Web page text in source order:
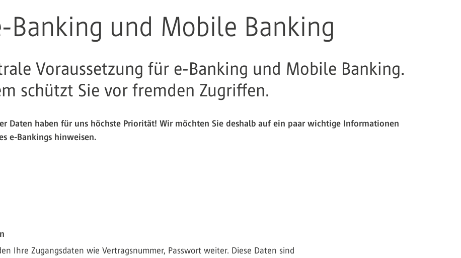
Banking und Mobile Banking
Voraussetzung für e-Banking und Mobile Banking.
schützt Sie vor fremden Zugriffen.
Daten haben für uns höchste Priorität! Wir möchten Sie deshalb auf ein paar wichtige Informationen
e-Bankings hinweisen.
Ihre Zugangsdaten wie Vertragsnummer, Passwort weiter. Diese Daten sind